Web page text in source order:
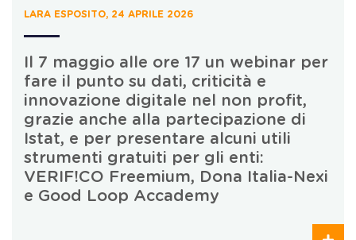
LARA ESPOSITO, 24 APRILE 2026
Il 7 maggio alle ore 17 un webinar per
fare il punto su dati, criticità e
innovazione digitale nel non profit,
grazie anche alla partecipazione di
Istat, e per presentare alcuni utili
strumenti gratuiti per gli enti:
VERIF!CO Freemium, Dona Italia-Nexi
e Good Loop Accademy